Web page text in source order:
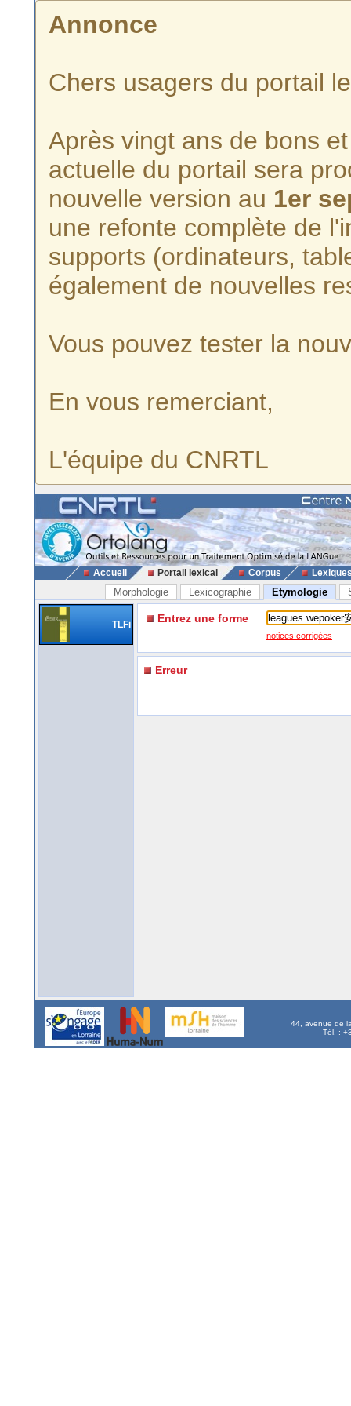
Annonce
Chers usagers du portail
Après vingt ans de bons
actuelle du portail sera
nouvelle version au 1er
une refonte complète de
supports (ordinateurs,
également de nouvelles
Vous pouvez tester la
En vous remerciant,
L'équipe du CNRTL
Accueil Portail lexical Corpus
Morphologie Lexicographie Etymologie
TLFi Entrez une forme
notices corrigées
Erreur
44, avenue de
Tél. :